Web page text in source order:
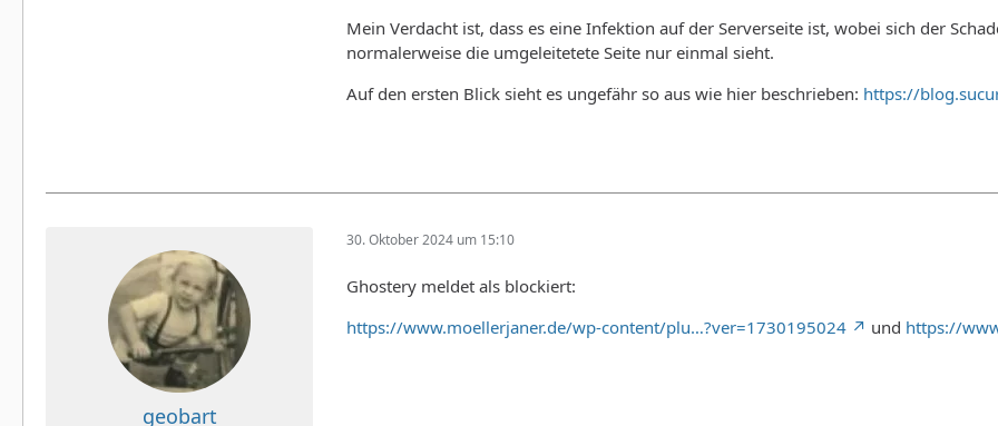
Mein Verdacht ist, dass es eine Infektion auf der Serverseite ist, wobei sich der
normalerweise die umgeleitetete Seite nur einmal sieht.
Auf den ersten Blick sieht es ungefähr so aus wie hier beschrieben: https://
geobart
30. Oktober 2024 um 15:10
Ghostery meldet als blockiert:
https://www.moellerjaner.de/wp-content/plu…?ver=1730195024
und https://